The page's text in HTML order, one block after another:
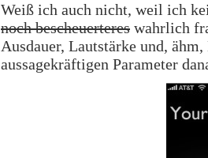
Weiß ich auch nicht, weil ich
noch bescheuerteres wahrlich
Ausdauer, Lautstärke und,
aussagekräftigen Parameter